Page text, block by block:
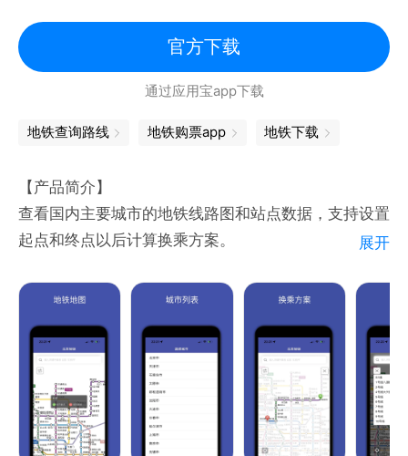
- 查看附近的地铁站点、地铁线路，并支持直接搜索任
意地址；提供起点/终点到地铁站的交通指引；
- 通过微信、微博、短信分享线路
- 收藏常用站点，并可设立“家”和“公司”
联系我们：
QQ群：645978762
官方下载
通过应用宝app下载
地铁查询路线 地铁购票app 地铁下载
【产品简介】
查看国内主要城市的地铁线路图和站点数据，支持设置
起点和终点以后计算换乘方案。
市,武汉市,成都市,西安市,石家庄市,太原市,郑州市,洛
市,苏州市,徐州市,常州市,济南市,青岛市,合肥市,芜湖
市,滁州市,杭州市,宁波市,绍兴市,温州市,金华市,台州
市,福州市,厦门市,长沙市,湘潭市,湘西土家族苗族自治
州,深圳市,佛山市,东莞市,南宁市,南昌市,贵阳市,昆明
市,兰州市,南通市,乌鲁木齐市,香港特别行政区,澳门特
展开